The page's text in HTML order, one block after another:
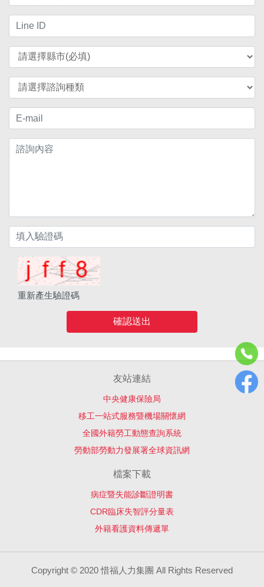
重新產生驗證碼
確認送出
友站連結
中央健康保險局
移工一站式服務暨機場關懷網
全國外籍勞工動態查詢系統
勞動部勞動力發展署全球資訊網
檔案下載
病症暨失能診斷證明書
CDR臨床失智評分量表
外籍看護資料傳遞單
Copyright © 2020 惜福人力集團 All Rights Reserved